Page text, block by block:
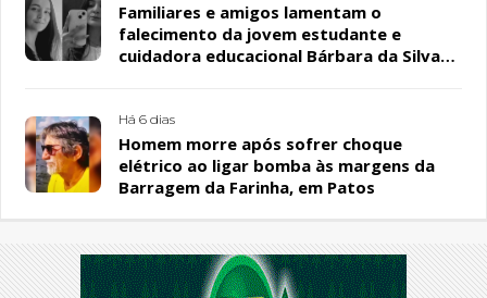
Familiares e amigos lamentam o
falecimento da jovem estudante e
cuidadora educacional Bárbara da Silva
Há 6 dias
Homem morre após sofrer choque
elétrico ao ligar bomba às margens da
Barragem da Farinha, em Patos